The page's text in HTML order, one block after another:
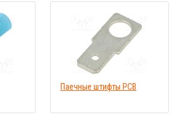
Паечные штифты PCB